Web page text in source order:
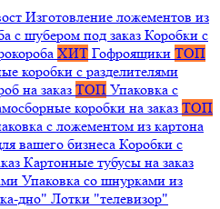
Изготовление ложементов из
с шубером под заказ Коробки с
ХИТ Гофроящики ТОП
коробки с разделителями
на заказ ТОП Упаковка с
коробки на заказ ТОП
с ложементом из картона
вашего бизнеса Коробки с
Картонные тубусы на заказ
Упаковка со шнурками из
дно" Лотки "телевизор"